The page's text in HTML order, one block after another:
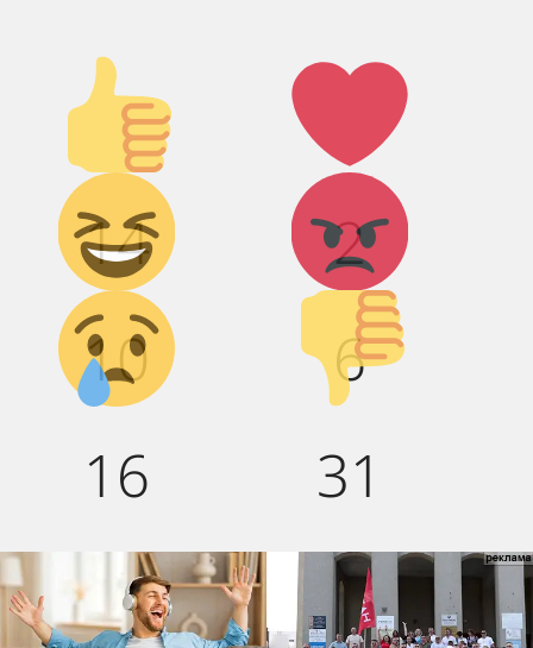
Палец
вверх!
14
Лайк!
2
Дикий
смех!
10
Агрессия!
6
Грусть :(
16
Палец
вниз!
31